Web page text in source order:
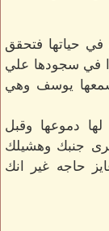
حياتها فتحقق
في سجودها علي
يوسف وهي
دموعها وقبل
جنبك وهشيلك
حاجه غير انك